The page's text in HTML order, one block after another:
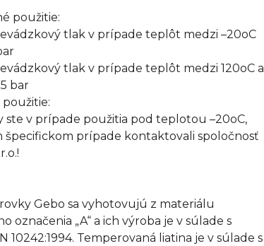
použitie:
tlak v prípade teplôt medzi –20oC
tlak v prípade teplôt medzi 120oC a
bar
použitie:
ste v prípade použitia pod teplotou –20oC,
špecifickom prípade kontaktovali spoločnosť
Gebo sa vyhotovujú z materiálu
označenia „A“ a ich výroba je v súlade s
10242:1994. Temperovaná liatina je v súlade s